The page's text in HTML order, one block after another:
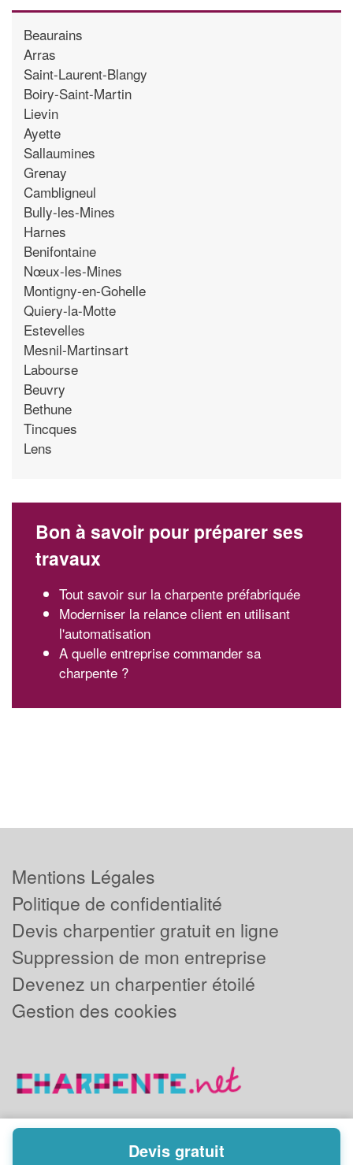
Beaurains
Arras
Saint-Laurent-Blangy
Boiry-Saint-Martin
Lievin
Ayette
Sallaumines
Grenay
Cambligneul
Bully-les-Mines
Harnes
Benifontaine
Nœux-les-Mines
Montigny-en-Gohelle
Quiery-la-Motte
Estevelles
Mesnil-Martinsart
Labourse
Beuvry
Bethune
Tincques
Lens
Bon à savoir pour préparer ses
travaux
Tout savoir sur la charpente préfabriquée
Moderniser la relance client en utilisant
l'automatisation
A quelle entreprise commander sa
charpente ?
Mentions Légales
Politique de confidentialité
Devis charpentier gratuit en ligne
Suppression de mon entreprise
Devenez un charpentier étoilé
Gestion des cookies
Powered byPlus que pro
Devis gratuit